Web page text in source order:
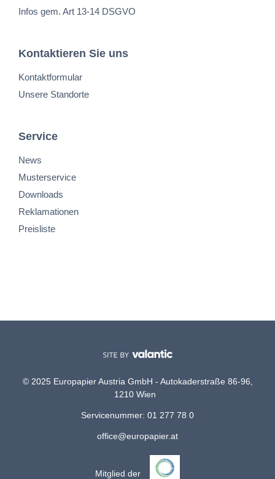
Infos gem. Art 13-14 DSGVO
Kontaktieren Sie uns
Kontaktformular
Unsere Standorte
Service
News
Musterservice
Downloads
Reklamationen
Preisliste
© 2025 Europapier Austria GmbH - Autokaderstraße 86-96,
1210 Wien
Servicenummer: 01 277 78 0
office@europapier.at
Mitglied der